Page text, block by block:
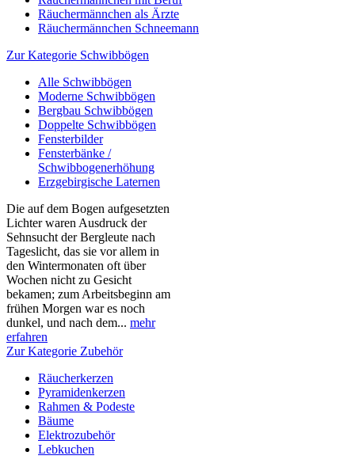
Räuchermännchen als Ärzte
Räuchermännchen Schneemann
Zur Kategorie Schwibbögen
Alle Schwibbögen
Moderne Schwibbögen
Bergbau Schwibbögen
Doppelte Schwibbögen
Fensterbilder
Fensterbänke /
Schwibbogenerhöhung
Erzgebirgische Laternen
Die auf dem Bogen aufgesetzten
Lichter waren Ausdruck der
Sehnsucht der Bergleute nach
Tageslicht, das sie vor allem in
den Wintermonaten oft über
Wochen nicht zu Gesicht
bekamen; zum Arbeitsbeginn am
frühen Morgen war es noch
dunkel, und nach dem... mehr
erfahren
Zur Kategorie Zubehör
Räucherkerzen
Pyramidenkerzen
Rahmen & Podeste
Bäume
Elektrozubehör
Lebkuchen